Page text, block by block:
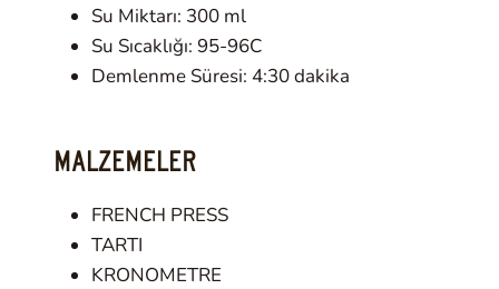
Su Miktarı: 300 ml
Su Sıcaklığı: 95-96C
Demlenme Süresi: 4:30 dakika
MALZEMELER
FRENCH PRESS
TARTI
KRONOMETRE